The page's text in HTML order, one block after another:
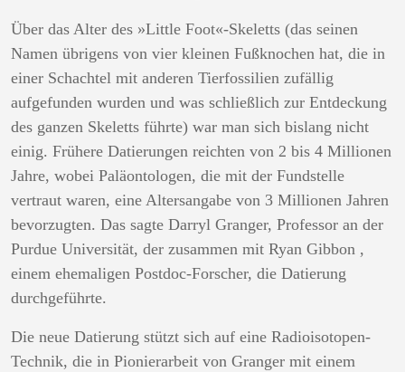
Über das Alter des »Little Foot«-Skeletts (das seinen
Namen übrigens von vier kleinen Fußknochen hat, die in
einer Schachtel mit anderen Tierfossilien zufällig
aufgefunden wurden und was schließlich zur Entdeckung
des ganzen Skeletts führte) war man sich bislang nicht
einig. Frühere Datierungen reichten von 2 bis 4 Millionen
Jahre, wobei Paläontologen, die mit der Fundstelle
vertraut waren, eine Altersangabe von 3 Millionen Jahren
bevorzugten. Das sagte Darryl Granger, Professor an der
Purdue Universität, der zusammen mit Ryan Gibbon ,
einem ehemaligen Postdoc-Forscher, die Datierung
durchgeführte.
Die neue Datierung stützt sich auf eine Radioisotopen-
Technik, die in Pionierarbeit von Granger mit einem